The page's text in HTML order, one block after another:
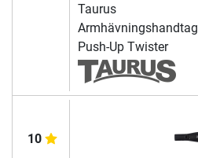
Taurus
Armhävningshandtag
Push-Up Twister
10